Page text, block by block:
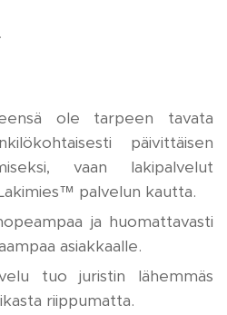
ole tarpeen tavata
päivittäisen
vaan lakipalvelut
palvelun kautta.
ja huomattavasti
asiakkaalle.
tuo juristin lähemmäs
riippumatta.